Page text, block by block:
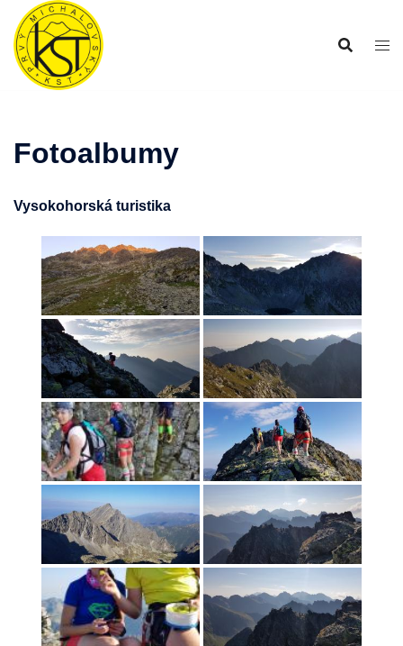
Preskočiť
obsah
Fotoalbumy
Vysokohorská turistika